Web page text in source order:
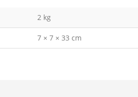
2 kg
7 × 7 × 33 cm